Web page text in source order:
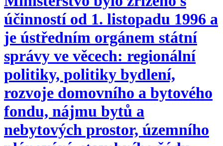
účinností od 1. listopadu 1996 a
je ústředním orgánem státní
správy ve věcech: regionální
politiky, politiky bydlení,
rozvoje domovního a bytového
fondu, nájmu bytů a
nebytových prostor, územního